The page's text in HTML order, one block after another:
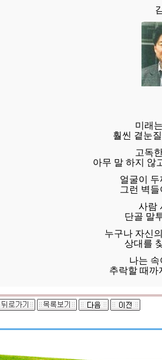
미래
훨씬 곁눈
고독
아무 말 하지 않
얼굴이
그런 벽
사람
단골 말
누구나 자신
상대를
나는
추락할 때까